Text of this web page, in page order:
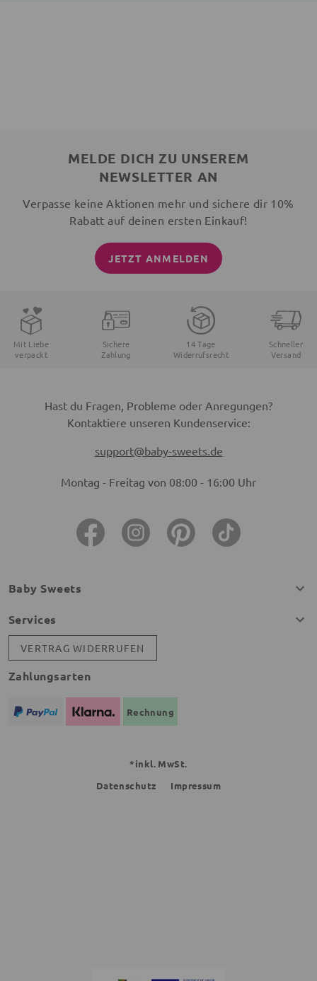
MELDE DICH ZU UNSEREM
NEWSLETTER AN
Verpasse keine Aktionen mehr und sichere dir 10%
Rabatt auf deinen ersten Einkauf!
JETZT ANMELDEN
Mit Liebe
verpackt
Sichere
Zahlung
14 Tage
Widerrufsrecht
Schneller
Versand
Hast du Fragen, Probleme oder Anregungen?
Kontaktiere unseren Kundenservice:
support@baby-sweets.de
Montag - Freitag von 08:00 - 16:00 Uhr
Baby Sweets
Services
VERTRAG WIDERRUFEN
Zahlungsarten
Rechnung
*inkl. MwSt.
Datenschutz
Impressum